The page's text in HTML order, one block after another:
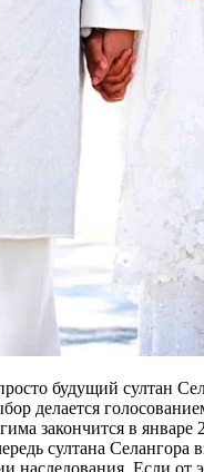
будущий султан
делается
закончится в январе
султана
наследования. Если от